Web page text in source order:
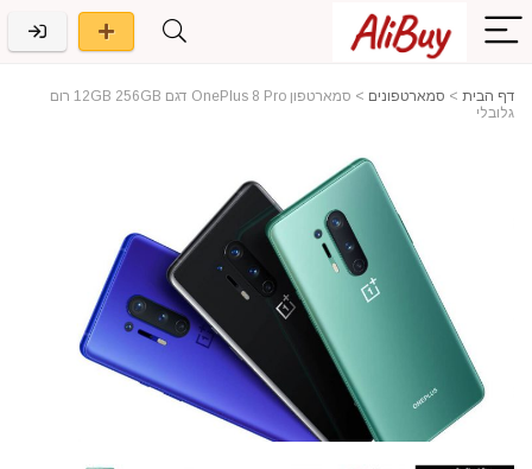
דף הבית > סמארטפונים >
סמארטפון OnePlus 8 Pro דגם 12GB 256GB רום
גלובלי